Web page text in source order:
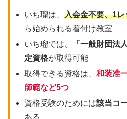
いち瑠は、入会金不要、1
ら始められる着付け教室
いち瑠では、
「一般財団法
定資格が取得可能
取得できる資格は、和装准
師範など5つ
資格受験のためには該当コ